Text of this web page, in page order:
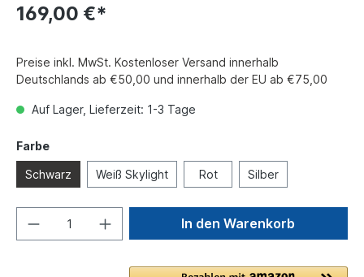
169,00 €*
Preise inkl. MwSt. Kostenloser Versand innerhalb
Deutschlands ab €50,00 und innerhalb der EU ab €75,00
Auf Lager, Lieferzeit: 1-3 Tage
Farbe
Schwarz Weiß Skylight Rot Silber
In den Warenkorb